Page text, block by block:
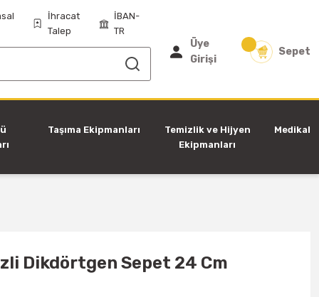
İhracat
Talep
İBAN-
TR
Üye
Girişi
Sepet
Taşıma Ekipmanları
Temizlik ve Hijyen
Ekipmanları
Medikal
Dikdörtgen Sepet 24 Cm